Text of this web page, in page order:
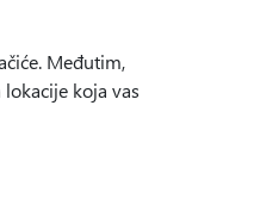
Međutim,
koja vas